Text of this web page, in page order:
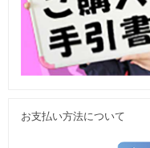
お支払い方法について